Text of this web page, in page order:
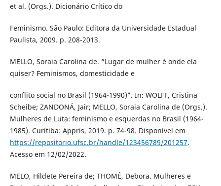
et al. (Orgs.). Dicionário Crítico do
Feminismo. São Paulo: Editora da Universidade Estadual
Paulista, 2009. p. 208-2013.
MELLO, Soraia Carolina de. “Lugar de mulher é onde ela
quiser? Feminismos, domesticidade e
conflito social no Brasil (1964-1990)”. In: WOLFF, Cristina
Scheibe; ZANDONÁ, Jair; MELLO, Soraia Carolina de (Orgs.).
Mulheres de Luta: feminismo e esquerdas no Brasil (1964-
1985). Curitiba: Appris, 2019. p. 74-98. Disponível em
https://repositorio.ufsc.br/handle/123456789/201257.
Acesso em 12/02/2022.
MELO, Hildete Pereira de; THOMÉ, Debora. Mulheres e